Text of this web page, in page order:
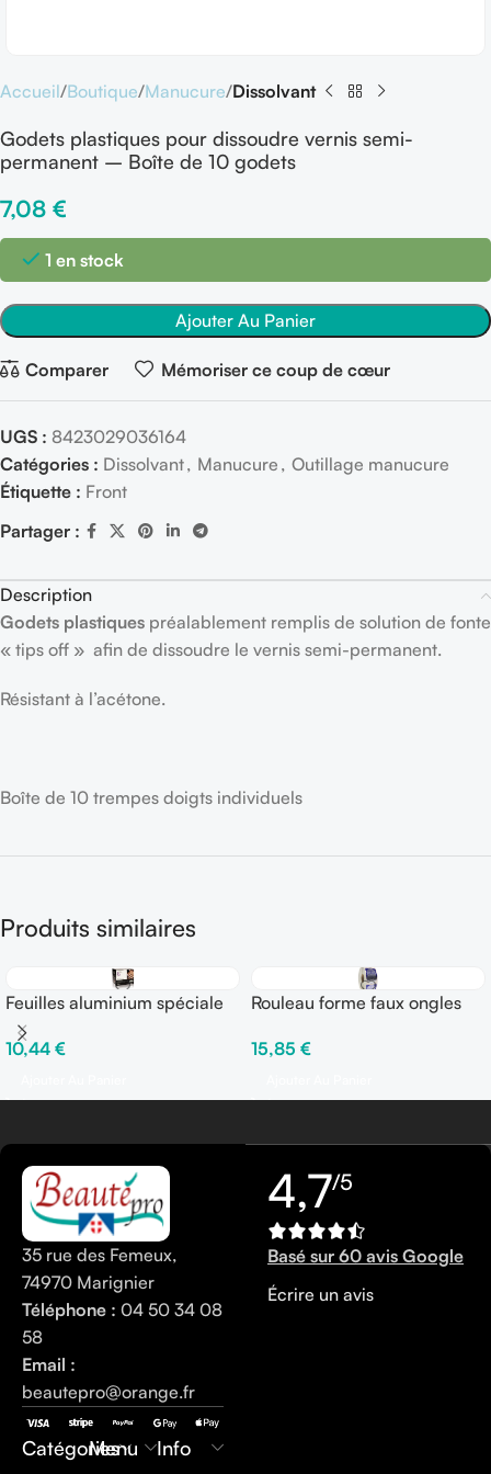
Accueil Boutique Manucure Dissolvant
Godets plastiques pour dissoudre vernis semi-
permanent – Boîte de 10 godets
7,08 €
1 en stock
Ajouter Au Panier
Comparer Mémoriser ce coup de cœur
UGS : 8423029036164
Catégories : Dissolvant, Manucure , Outillage manucure
Étiquette : Front
Partager :
Description
Godets plastiques préalablement remplis de solution de fonte
« tips off » afin de dissoudre le vernis semi-permanent.
Résistant à l’acétone.
Boîte de 10 trempes doigts individuels
Produits similaires
Feuilles aluminium spéciale
pour dissoudre vernis semi-
permanents et gels UV –
10,44 €
Rouleau forme faux ongles
15,85 €
35 rue des Femeux,
74970 Marignier
Téléphone : 04 50 34 08
58
Email :
beautepro@orange.fr
Catégories
Menu Info
4,7/5
Basé sur 60 avis Google
Écrire un avis